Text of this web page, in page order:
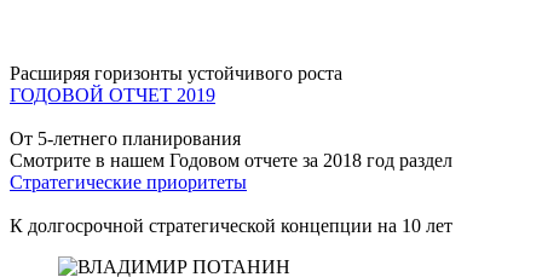
Расширяя горизонты устойчивого роста
ГОДОВОЙ ОТЧЕТ 2019
От 5-летнего планирования
Смотрите в нашем Годовом отчете за 2018 год раздел
Стратегические приоритеты
К долгосрочной стратегической концепции на 10 лет